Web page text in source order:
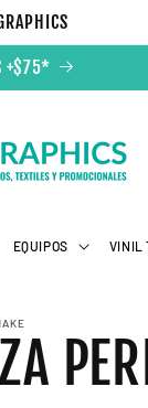
+$75*
EQUIPOS VINIL